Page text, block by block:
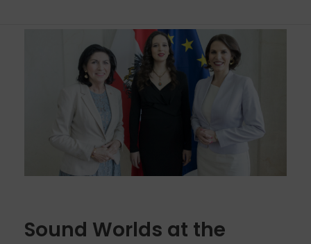
Sound Worlds at the